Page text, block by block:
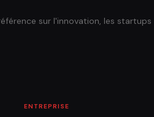
sur l'innovation, les startups
ENTREPRISE